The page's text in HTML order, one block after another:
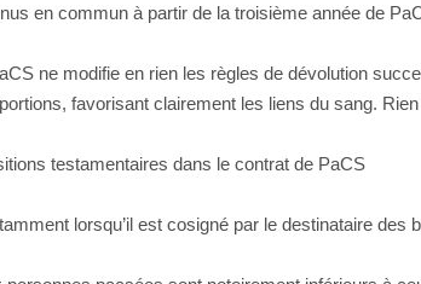
en commun à partir de la troisième année de
ne modifie en rien les règles de dévolution
favorisant clairement les liens du sang.
testamentaires dans le contrat de PaCS
lorsqu’il est cosigné par le destinataire